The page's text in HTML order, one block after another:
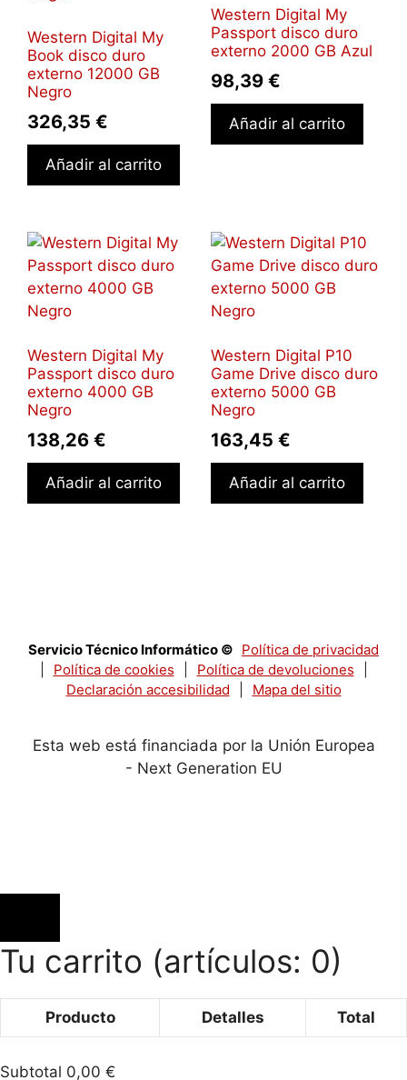
Western Digital My
Book disco duro
externo 12000 GB
Negro
326,35 €
Añadir al carrito
Western Digital My
Passport disco duro
externo 2000 GB Azul
98,39 €
Añadir al carrito
Western Digital My
Passport disco duro
externo 4000 GB
Negro
138,26 €
Añadir al carrito
Western Digital P10
Game Drive disco duro
externo 5000 GB
Negro
163,45 €
Añadir al carrito
Servicio Técnico Informático © Política de privacidad
Política de cookies Política de devoluciones
Declaración accesibilidad
Mapa del sitio
Esta web está financiada por la Unión Europea
- Next Generation EU
Tu carrito (artículos: 0)
Productos
Producto Detalles Total
Subtotal 0,00 €